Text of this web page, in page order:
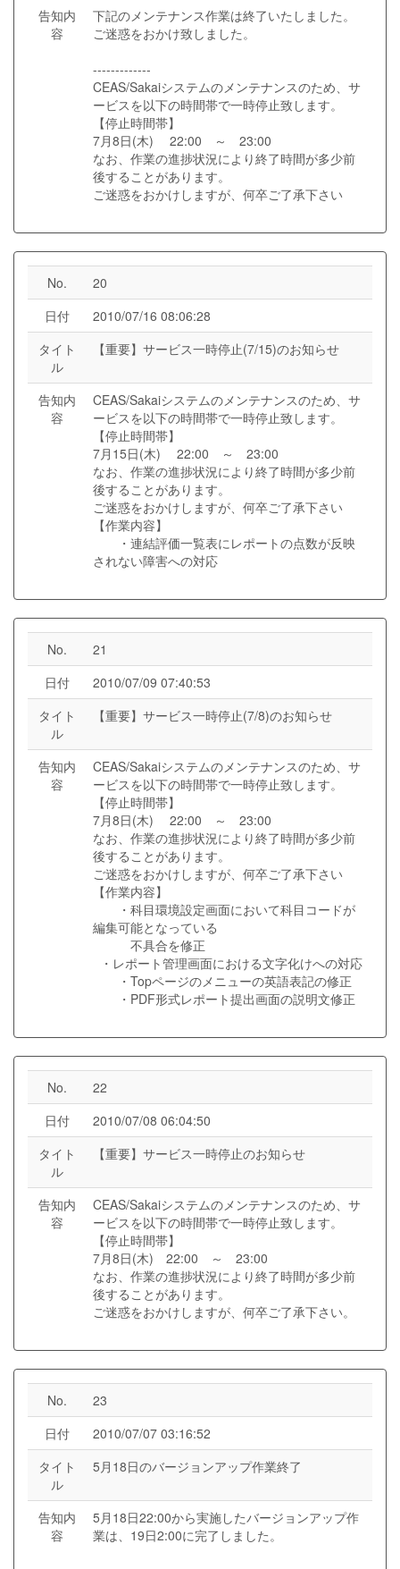
告知内
容
下記のメンテナンス作業は終了いたしました。
ご迷惑をおかけ致しました。
-------------
CEAS/Sakaiシステムのメンテナンスのため、サ
ービスを以下の時間帯で一時停止致します。
【停止時間帯】
7月8日(木) 22:00 ～ 23:00
なお、作業の進捗状況により終了時間が多少前
後することがあります。
ご迷惑をおかけしますが、何卒ご了承下さい
No.
20
日付
2010/07/16 08:06:28
タイト
ル
【重要】サービス一時停止(7/15)のお知らせ
告知内
容
CEAS/Sakaiシステムのメンテナンスのため、サ
ービスを以下の時間帯で一時停止致します。
【停止時間帯】
7月15日(木) 22:00 ～ 23:00
なお、作業の進捗状況により終了時間が多少前
後することがあります。
ご迷惑をおかけしますが、何卒ご了承下さい
【作業内容】
・連結評価一覧表にレポートの点数が反映
されない障害への対応
No.
21
日付
2010/07/09 07:40:53
タイト
ル
【重要】サービス一時停止(7/8)のお知らせ
告知内
容
CEAS/Sakaiシステムのメンテナンスのため、サ
ービスを以下の時間帯で一時停止致します。
【停止時間帯】
7月8日(木) 22:00 ～ 23:00
なお、作業の進捗状況により終了時間が多少前
後することがあります。
ご迷惑をおかけしますが、何卒ご了承下さい
【作業内容】
・科目環境設定画面において科目コードが
編集可能となっている
不具合を修正
・レポート管理画面における文字化けへの対応
・Topページのメニューの英語表記の修正
・PDF形式レポート提出画面の説明文修正
No.
22
日付
2010/07/08 06:04:50
タイト
ル
【重要】サービス一時停止のお知らせ
告知内
容
CEAS/Sakaiシステムのメンテナンスのため、サ
ービスを以下の時間帯で一時停止致します。
【停止時間帯】
7月8日(木) 22:00 ～ 23:00
なお、作業の進捗状況により終了時間が多少前
後することがあります。
ご迷惑をおかけしますが、何卒ご了承下さい。
No.
23
日付
2010/07/07 03:16:52
タイト
ル
5月18日のバージョンアップ作業終了
告知内
容
5月18日22:00から実施したバージョンアップ作
業は、19日2:00に完了しました。